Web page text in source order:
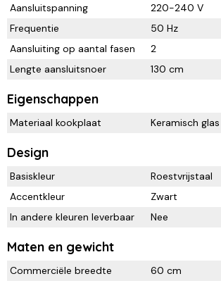
Aansluitspanning
220-240 V
Frequentie
50 Hz
Aansluiting op aantal fasen
2
Lengte aansluitsnoer
130 cm
Eigenschappen
Materiaal kookplaat Keramisch glas
Design
Basiskleur
Roestvrijstaal
Accentkleur
Zwart
In andere kleuren leverbaar
Nee
Maten en gewicht
Commerciële breedte
60 cm